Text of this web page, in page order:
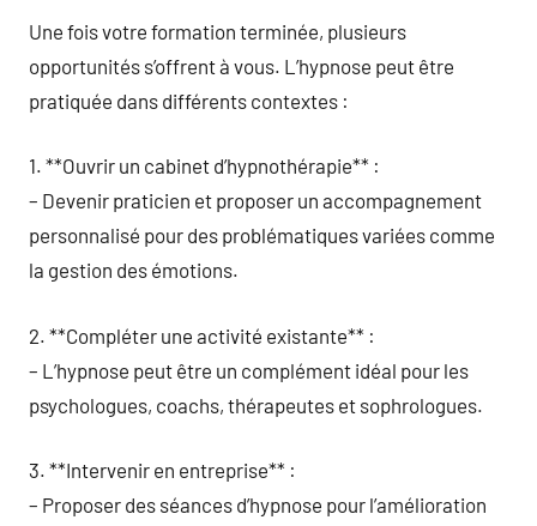
Une fois votre formation terminée, plusieurs
opportunités s’offrent à vous. L’hypnose peut être
pratiquée dans différents contextes :
1. **Ouvrir un cabinet d’hypnothérapie** :
– Devenir praticien et proposer un accompagnement
personnalisé pour des problématiques variées comme
la gestion des émotions.
2. **Compléter une activité existante** :
– L’hypnose peut être un complément idéal pour les
psychologues, coachs, thérapeutes et sophrologues.
3. **Intervenir en entreprise** :
– Proposer des séances d’hypnose pour l’amélioration